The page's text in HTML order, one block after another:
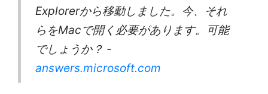
Explorerから移動しました。今、それ
らをMacで開く必要があります。可能
でしょうか？ -
answers.microsoft.com